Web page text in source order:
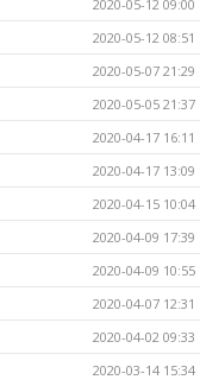
2020-05-12 09:00
2020-05-12 08:51
2020-05-07 21:29
2020-05-05 21:37
2020-04-17 16:11
2020-04-17 13:09
2020-04-15 10:04
2020-04-09 17:39
2020-04-09 10:55
2020-04-07 12:31
2020-04-02 09:33
2020-03-14 15:34